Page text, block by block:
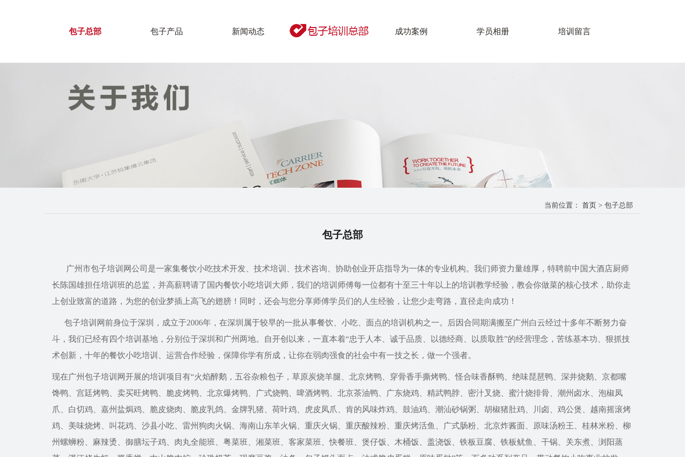
包子总部 包子产品 新闻动态 成功案例 学员相册 培训留言
当前位置： 首页 > 包子总部
包子总部
广州市包子培训网公司是一家集餐饮小吃技术开发、技术培训、技术咨询、协助创业开店指导为一体的专业机构。我们师资力量雄厚，特聘前中国大酒店厨师
长陈国雄担任培训班的总监，并高薪聘请了国内餐饮小吃培训大师，我们的培训师傅每一位都有十至三十年以上的培训教学经验，教会你做菜的核心技术，助你走
上创业致富的道路，为您的创业梦插上高飞的翅膀！同时，还会与您分享师傅学员们的人生经验，让您少走弯路，直径走向成功！
包子培训网前身位于深圳，成立于2006年，在深圳属于较早的一批从事餐饮、小吃、面点的培训机构之一。后因合同期满搬至广州白云经过十多年不断努力奋
斗，我们已经有四个培训基地，分别位于深圳和广州两地。自开创以来，一直本着“忠于人本、诚于品质、以德经商、以质取胜”的经营理念，苦练基本功、狠抓技
术创新，十年的餐饮小吃培训、运营合作经验，保障你学有所成，让你在弱肉强食的社会中有一技之长，做一个强者。
现在广州包子培训网开展的培训项目有“火焰醉鹅，五谷杂粮包子，草原炭烧羊腿、北京烤鸭、穿骨香手撕烤鸭、怪合味香酥鸭、绝味琵琶鸭、深井烧鹅、京都嘴
馋鸭、宫廷烤鸭、卖买旺烤鸭、脆皮烤鸭、北京爆烤鸭、广式烧鸭、啤酒烤鸭、北京茶油鸭、广东烧鸡、精武鸭脖、密汁叉烧、蜜汁烧排骨、潮州卤水、泡椒凤
爪、白切鸡、嘉州盐焗鸡、脆皮烧肉、脆皮乳鸽、金牌乳猪、荷叶鸡、虎皮凤爪、肯的风味炸鸡、鼓油鸡、潮汕砂锅粥、胡椒猪肚鸡、川卤、鸡公煲、越南摇滚烤
鸡、美味烧烤、叫花鸡、沙县小吃、雷州狗肉火锅、海南山东羊火锅、重庆火锅、重庆酸辣粉、重庆烤活鱼、广式肠粉、北京炸酱面、原味汤粉王、桂林米粉、柳
州螺蛳粉、麻辣烫、御膳坛子鸡、肉丸全能班、粤菜班、湘菜班、客家菜班、快餐班、煲仔饭、木桶饭、盖浇饭、铁板豆腐、铁板鱿鱼、干锅、关东煮、浏阳蒸